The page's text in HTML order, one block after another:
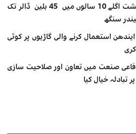
بھارت کی خلائی معیشت اگلے 10 سالوں میں 45 بلین ڈالر تک
سنگھ
استعمال کرنے والی گاڑیوں پر کوئی
دفاعی صنعت میں تعاون اور صلاحیت سازی
تبادلہ خیال کیا